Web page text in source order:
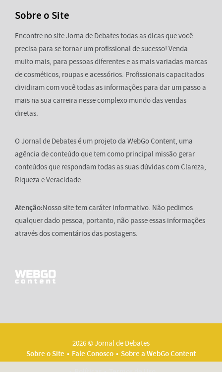
Sobre o Site
Encontre no site Jorna de Debates todas as dicas que você
precisa para se tornar um profissional de sucesso! Venda
muito mais, para pessoas diferentes e as mais variadas marcas
de cosméticos, roupas e acessórios. Profissionais capacitados
dividiram com você todas as informações para dar um passo a
mais na sua carreira nesse complexo mundo das vendas
diretas.
O Jornal de Debates é um projeto da WebGo Content, uma
agência de conteúdo que tem como principal missão gerar
conteúdos que respondam todas as suas dúvidas com Clareza,
Riqueza e Veracidade.
Atenção:Nosso site tem caráter informativo. Não pedimos
qualquer dado pessoa, portanto, não passe essas informações
através dos comentários das postagens.
2026 © Jornal de Debates
Sobre o Site
Fale Conosco
Sobre a WebGo Content